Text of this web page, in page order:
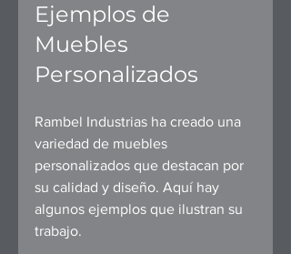
Ejemplos de
Muebles
Personalizados
Rambel Industrias ha creado una
variedad de muebles
personalizados que destacan por
su calidad y diseño. Aquí hay
algunos ejemplos que ilustran su
trabajo.